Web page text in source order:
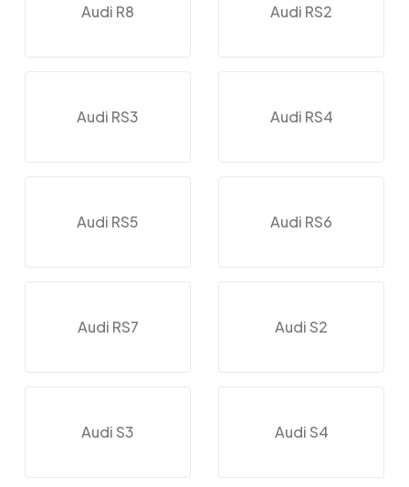
Audi R8 Audi RS2
Audi RS3 Audi RS4
Audi RS5 Audi RS6
Audi RS7 Audi S2
Audi S3 Audi S4